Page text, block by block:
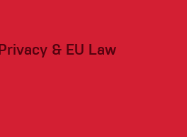
Privacy & EU Law